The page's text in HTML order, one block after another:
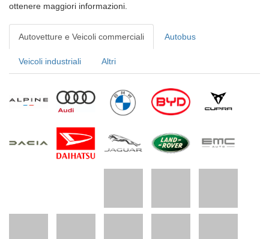
ottenere maggiori informazioni.
Autovetture e Veicoli commerciali Autobus
Veicoli industriali Altri